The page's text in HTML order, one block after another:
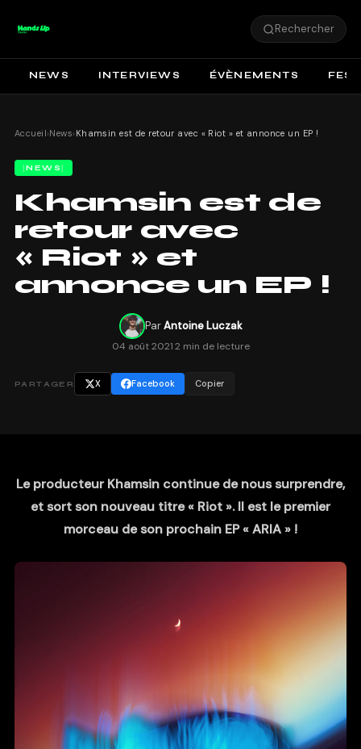
Rechercher
NEWS INTERVIEWS ÉVÈNEMENTS
Accueil›News› Khamsin est de retour avec « Riot » et annonce un EP !
NEWS
Khamsin est de
retour avec
« Riot » et
annonce un EP !
ParAntoine Luczak
04 août 20212 min de lecture
PARTAGER X Facebook Copier
Le producteur Khamsin continue de nous surprendre,
et sort son nouveau titre « Riot ». Il est le premier
morceau de son prochain EP « ARIA » !